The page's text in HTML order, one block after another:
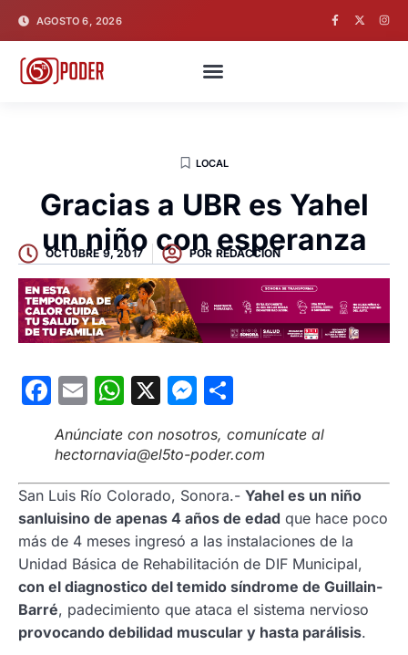
AGOSTO 6, 2026
LOCAL
Gracias a UBR es Yahel
un niño con esperanza
OCTUBRE 9, 2017 POR REDACCION
Facebook
EmailWhatsApp
X Messenger
Anúnciate con nosotros, comunícate al
hectornavia@el5to-poder.com
San Luis Río Colorado, Sonora.- Yahel es un niño
sanluisino de apenas 4 años de edad que hace poco
más de 4 meses ingresó a las instalaciones de la
Unidad Básica de Rehabilitación de DIF Municipal,
con el diagnostico del temido síndrome de Guillain-
Barré, padecimiento que ataca el sistema nervioso
provocando debilidad muscular y hasta parálisis.